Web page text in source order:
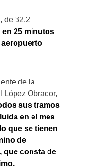
de 32.2
25 minutos
aeropuerto
de la
López Obrador,
sus tramos
en el mes
que se tienen
de
, que consta de